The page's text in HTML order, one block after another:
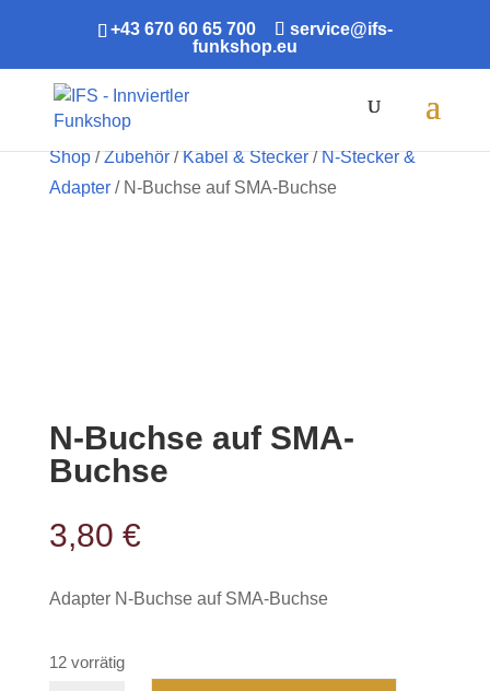
+43 670 60 65 700
service@ifs-
funkshop.eu
Shop/Zubehör/Kabel & Stecker/N-Stecker &
Adapter/ N-Buchse auf SMA-Buchse
N-Buchse auf SMA-
Buchse
3,80 €
Adapter N-Buchse auf SMA-Buchse
12 vorrätig